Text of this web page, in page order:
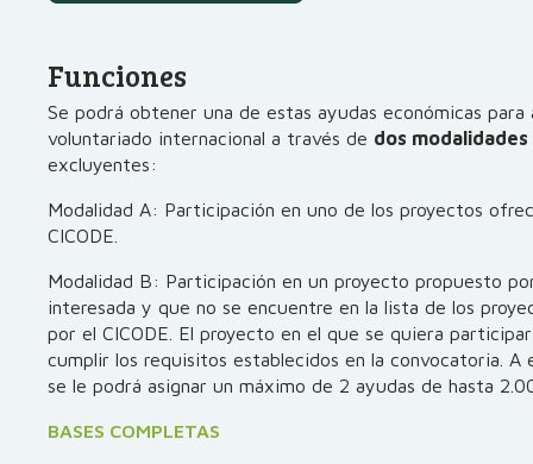
Funciones
Se podrá obtener una de estas ayudas económicas
voluntariado internacional a través de dos modalidades
excluyentes:
Modalidad A: Participación en uno de los proyectos
CICODE.
Modalidad B: Participación en un proyecto propuesto
interesada y que no se encuentre en la lista de los
por el CICODE. El proyecto en el que se quiera
cumplir los requisitos establecidos en la convocatoria. A
se le podrá asignar un máximo de 2 ayudas de hasta
BASES COMPLETAS